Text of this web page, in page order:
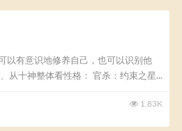
以有意识地修养自己，也可以识别他
从十神整体看性格： 官杀：约束之星...
1.83K